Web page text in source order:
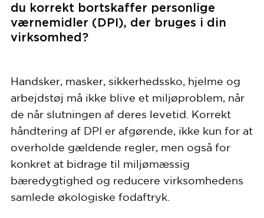
du korrekt bortskaffer personlige
værnemidler (DPI), der bruges i din
virksomhed?
Handsker, masker, sikkerhedssko, hjelme og
arbejdstøj må ikke blive et miljøproblem, når
de når slutningen af deres levetid. Korrekt
håndtering af DPI er afgørende, ikke kun for at
overholde gældende regler, men også for
konkret at bidrage til miljømæssig
bæredygtighed og reducere virksomhedens
samlede økologiske fodaftryk.